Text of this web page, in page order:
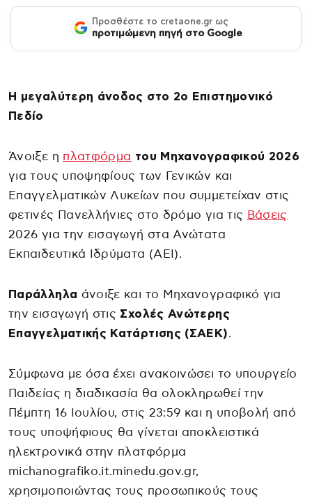
Προσθέστε το cretaone.gr ως
προτιμώμενη πηγή στο Google
Η μεγαλύτερη άνοδος στο 2ο Επιστημονικό
Πεδίο
Άνοιξε η πλατφόρμα του Μηχανογραφικού 2026
για τους υποψηφίους των Γενικών και
Επαγγελματικών Λυκείων που συμμετείχαν στις
φετινές Πανελλήνιες στο δρόμο για τις Βάσεις
2026 για την εισαγωγή στα Ανώτατα
Εκπαιδευτικά Ιδρύματα (ΑΕΙ).
Παράλληλα άνοιξε και το Μηχανογραφικό για
την εισαγωγή στις Σχολές Ανώτερης
Επαγγελματικής Κατάρτισης (ΣΑΕΚ).
Σύμφωνα με όσα έχει ανακοινώσει το υπουργείο
Παιδείας η διαδικασία θα ολοκληρωθεί την
Πέμπτη 16 Ιουλίου, στις 23:59 και η υποβολή από
τους υποψήφιους θα γίνεται αποκλειστικά
ηλεκτρονικά στην πλατφόρμα
michanografiko.it.minedu.gov.gr,
χρησιμοποιώντας τους προσωπικούς τους